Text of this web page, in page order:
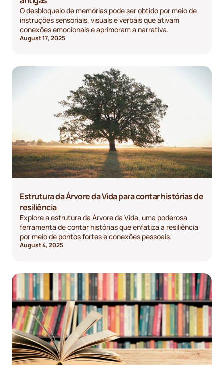
O desbloqueio de memórias pode ser obtido por meio de
instruções sensoriais, visuais e verbais que ativam
conexões emocionais e aprimoram a narrativa.
August 17, 2025
Estrutura da Árvore da Vida para contar histórias de
resiliência
Explore a estrutura da Árvore da Vida, uma poderosa
ferramenta de contar histórias que enfatiza a resiliência
por meio de pontos fortes e conexões pessoais.
August 4, 2025